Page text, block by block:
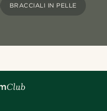
BRACCIALI IN PELLE